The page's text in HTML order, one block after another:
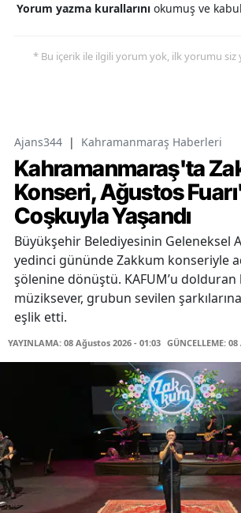
Yorum yazma kurallarını okumuş ve kabul
* Bu içerik ile ilgili yorum yok, ilk yorumu siz
Ajans344 | Kahramanmaraş Haberleri
Kahramanmaraş'ta
Konseri, Ağustos
Coşkuyla Yaşandı
Büyükşehir Belediyesinin Geleneksel
yedinci gününde Zakkum konseriyle
şölenine dönüştü. KAFUM’u
müziksever, grubun sevilen
eşlik etti.
YAYINLAMA: 08 Ağustos 2026 - 01:03 GÜNCELLEME: